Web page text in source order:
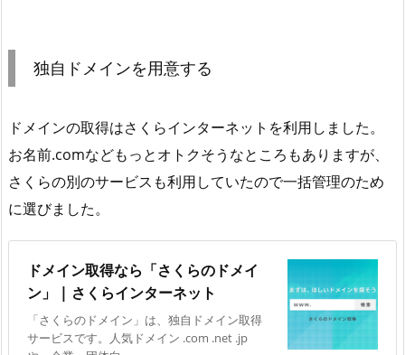
独自ドメインを用意する
ドメインの取得はさくらインターネットを利用しました。
お名前.comなどもっとオトクそうなところもありますが、
さくらの別のサービスも利用していたので一括管理のため
に選びました。
ドメイン取得なら「さくらのドメイ
ン」 | さくらインターネット
「さくらのドメイン」は、独自ドメイン取得
サービスです。人気ドメイン .com .net .jp